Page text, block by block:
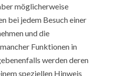
möglicherweise
bei jedem Besuch einer
und die
Funktionen in
werden deren
speziellen Hinweis